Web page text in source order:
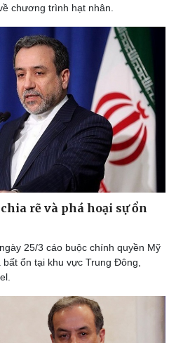
chương trình hạt nhân.
rẽ và phá hoại sự ổn
25/3 cáo buộc chính quyền Mỹ
ổn tại khu vực Trung Đông,